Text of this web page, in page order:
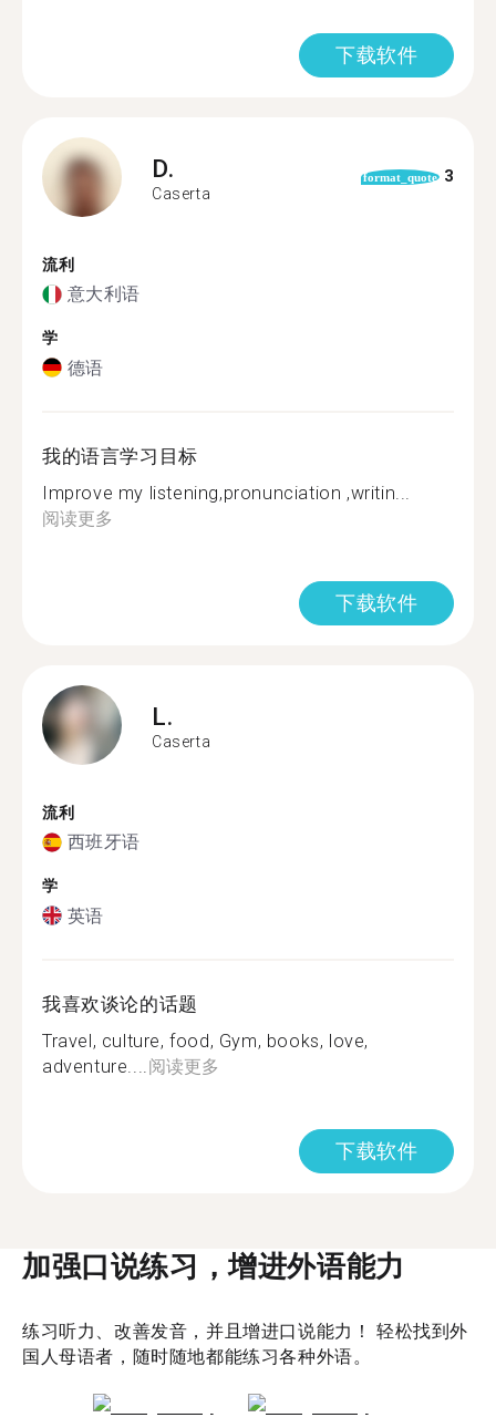
下载软件
D.
Caserta
format_quote 3
流利
意大利语
学
德语
我的语言学习目标
Improve my listening,pronunciation ,writin...
阅读更多
下载软件
L.
Caserta
流利
西班牙语
学
英语
我喜欢谈论的话题
Travel, culture, food, Gym, books, love,
adventure.... 阅读更多
下载软件
加强口说练习，增进外语能力
练习听力、改善发音，并且增进口说能力！ 轻松找到外
国人母语者，随时随地都能练习各种外语。